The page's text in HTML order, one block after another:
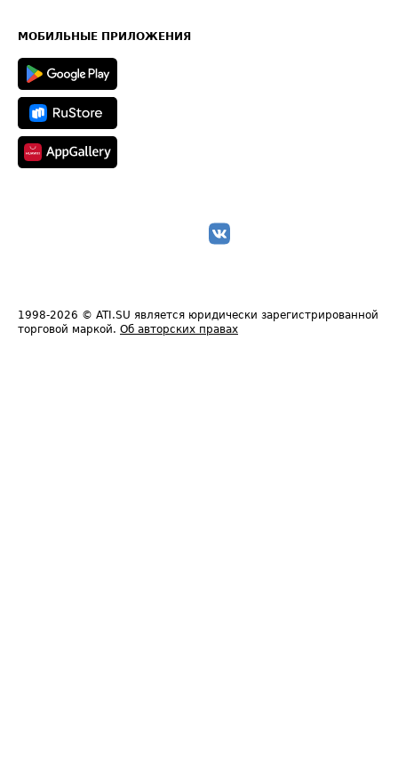
Техническая информация
МОБИЛЬНЫЕ ПРИЛОЖЕНИЯ
1998-2026 © ATI.SU является юридически зарегистрированной
торговой маркой. Об авторских правах